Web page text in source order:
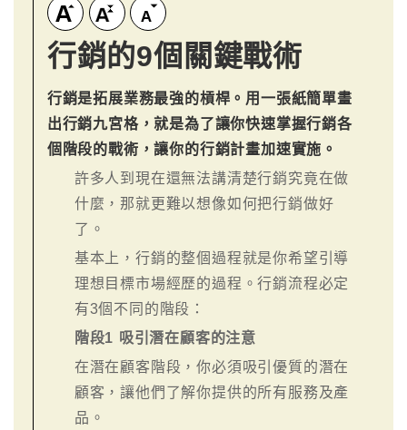
行銷的9個關鍵戰術
行銷是拓展業務最強的槓桿。用一張紙簡單畫
出行銷九宮格，就是為了讓你快速掌握行銷各
個階段的戰術，讓你的行銷計畫加速實施。
許多人到現在還無法講清楚行銷究竟在做
什麼，那就更難以想像如何把行銷做好
了。
基本上，行銷的整個過程就是你希望引導
理想目標市場經歷的過程。行銷流程必定
有3個不同的階段：
階段1 吸引潛在顧客的注意
在潛在顧客階段，你必須吸引優質的潛在
顧客，讓他們了解你提供的所有服務及產
品。